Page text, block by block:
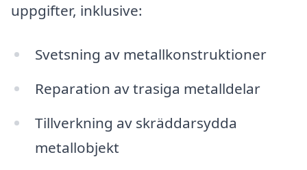
uppgifter, inklusive:
Svetsning av metallkonstruktioner
Reparation av trasiga metalldelar
Tillverkning av skräddarsydda
metallobjekt